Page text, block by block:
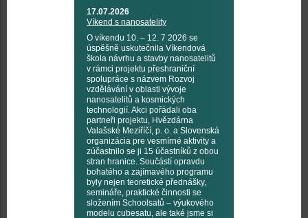
17.07.2026
Víkend s nanosatelity
O víkendu 10. – 12. 7 2026 se
úspěšně uskutečnila Víkendová
škola návrhu a stavby nanosatelitů
v rámci projektu přeshraniční
spolupráce s názvem Rozvoj
vzdělávání v oblasti vývoje
nanosatelitů a kosmických
technologií. Akci pořádali oba
partneři projektu, Hvězdárna
Valašské Meziříčí, p. o. a Slovenská
organizácia pre vesmírné aktivity a
zúčastnilo se ji 15 účastníků z obou
stran hranice. Součástí opravdu
bohatého a zajímavého programu
byly nejen teoretické přednášky,
semináře, praktické činnosti se
složením Schoolsatů – výukového
modelu cubesatu, ale také jsme si